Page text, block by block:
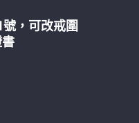
，可改戒圍